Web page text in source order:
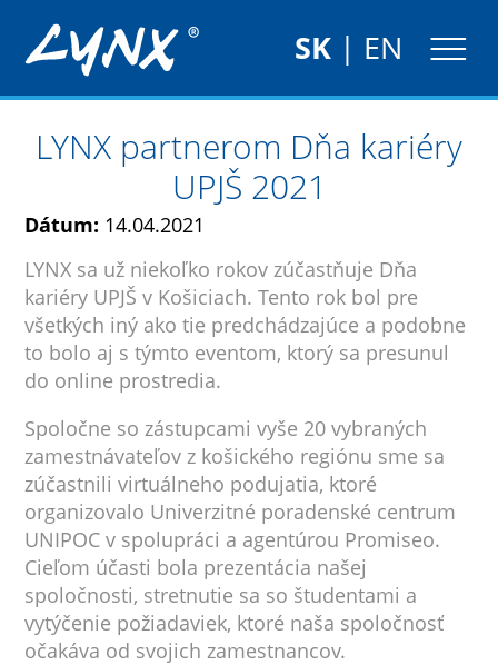
SK| EN
LYNX partnerom Dňa kariéry
UPJŠ 2021
Dátum: 14.04.2021
LYNX sa už niekoľko rokov zúčastňuje Dňa
kariéry UPJŠ v Košiciach. Tento rok bol pre
všetkých iný ako tie predchádzajúce a podobne
to bolo aj s týmto eventom, ktorý sa presunul
do online prostredia.
Spoločne so zástupcami vyše 20 vybraných
zamestnávateľov z košického regiónu sme sa
zúčastnili virtuálneho podujatia, ktoré
organizovalo Univerzitné poradenské centrum
UNIPOC v spolupráci a agentúrou Promiseo.
Cieľom účasti bola prezentácia našej
spoločnosti, stretnutie sa so študentami a
vytýčenie požiadaviek, ktoré naša spoločnosť
očakáva od svojich zamestnancov.